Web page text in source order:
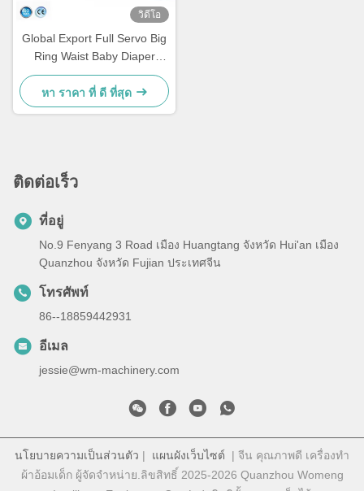
วิดีโอ
Global Export Full Servo Big
Ring Waist Baby Diaper
Making Machinery ปรับแต่ง
ตามความต้องการของลูกค้า
หา ราคา ที่ ดี ที่สุด
ติดต่อเร็ว
ที่อยู่
No.9 Fenyang 3 Road เมือง Huangtang จังหวัด Hui'an เมือง
Quanzhou จังหวัด Fujian ประเทศจีน
โทรศัพท์
86--18859442931
อีเมล
jessie@wm-machinery.com
นโยบายความเป็นส่วนตัว | แผนผังเว็บไซต์ | จีน คุณภาพดี เครื่องทำ
ผ้าอ้อมเด็ก ผู้จัดจําหน่าย.ลิขสิทธิ์ 2025-2026 Quanzhou Womeng